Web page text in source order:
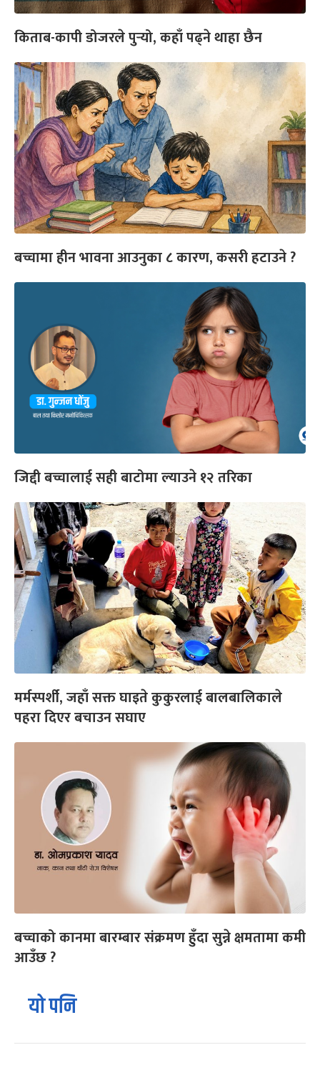
किताब-कापी डोजरले पुर्‍यो, कहाँ पढ्ने थाहा छैन
बच्चामा हीन भावना आउनुका ८ कारण, कसरी हटाउने ?
जिद्दी बच्चालाई सही बाटोमा ल्याउने १२ तरिका
मर्मस्पर्शी, जहाँ सक्त घाइते कुकुरलाई बालबालिकाले
पहरा दिएर बचाउन सघाए
बच्चाको कानमा बारम्बार संक्रमण हुँदा सुन्ने क्षमतामा कमी
आउँछ ?
यो पनि